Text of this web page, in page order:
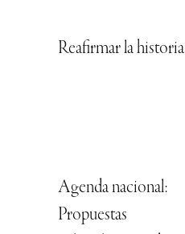
Reafirmar la historia
Agenda nacional:
Propuestas